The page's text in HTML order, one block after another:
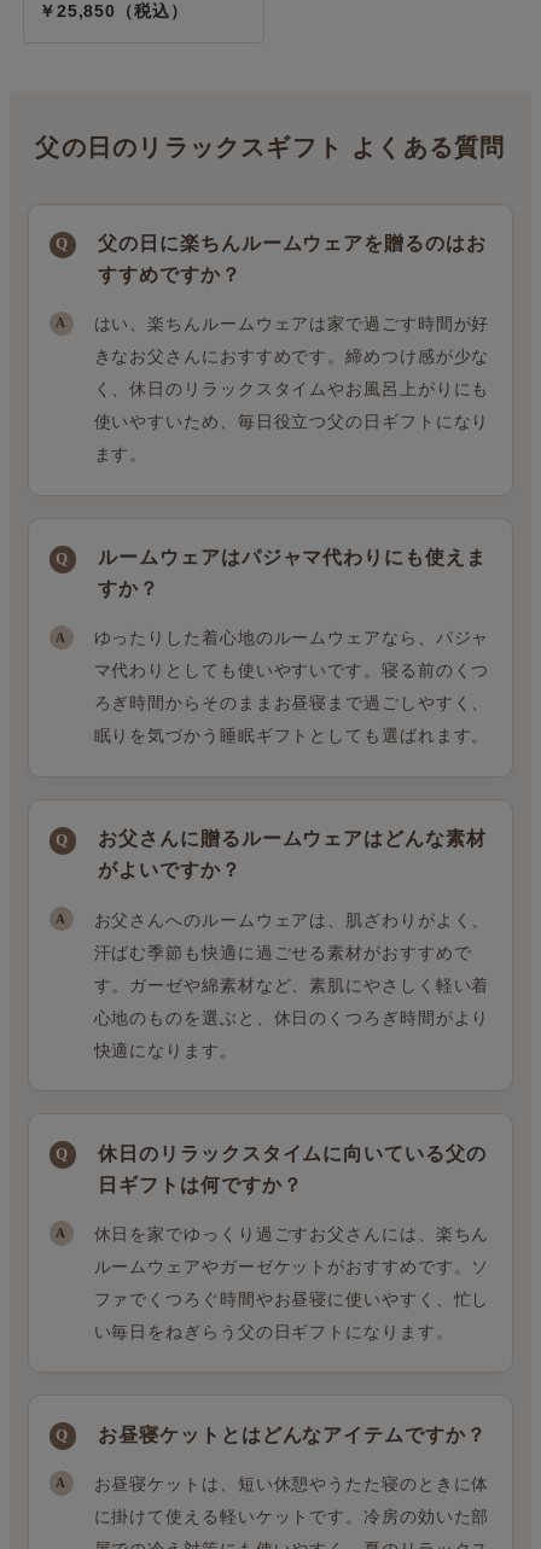
25,850
父の日のリラックスギフト よくある質問
父の日に楽ちんルームウェアを贈るのはお
すすめですか？
はい、楽ちんルームウェアは家で過ごす時間が好
きなお父さんにおすすめです。締めつけ感が少な
く、休日のリラックスタイムやお風呂上がりにも
使いやすいため、毎日役立つ父の日ギフトになり
ます。
ルームウェアはパジャマ代わりにも使えま
すか？
ゆったりした着心地のルームウェアなら、パジャ
マ代わりとしても使いやすいです。寝る前のくつ
ろぎ時間からそのままお昼寝まで過ごしやすく、
眠りを気づかう睡眠ギフトとしても選ばれます。
お父さんに贈るルームウェアはどんな素材
がよいですか？
お父さんへのルームウェアは、肌ざわりがよく、
汗ばむ季節も快適に過ごせる素材がおすすめで
す。ガーゼや綿素材など、素肌にやさしく軽い着
心地のものを選ぶと、休日のくつろぎ時間がより
快適になります。
休日のリラックスタイムに向いている父の
日ギフトは何ですか？
休日を家でゆっくり過ごすお父さんには、楽ちん
ルームウェアやガーゼケットがおすすめです。ソ
ファでくつろぐ時間やお昼寝に使いやすく、忙し
い毎日をねぎらう父の日ギフトになります。
お昼寝ケットとはどんなアイテムですか？
お昼寝ケットは、短い休憩やうたた寝のときに体
に掛けて使える軽いケットです。冷房の効いた部